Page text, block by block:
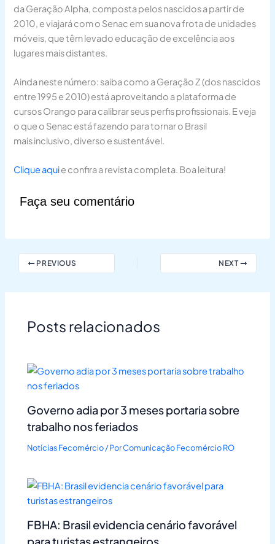
da Geração Alpha, composta pelos nascidos a partir de
2010, e viajará com o Senac em sua nova frota de unidades
móveis, que têm levado educação de excelência aos
lugares mais distantes.
Ainda neste número: saiba como a Geração Z (dos nascidos
entre 1995 e 2010) está aproveitando a plataforma de
cursos Orango para calibrar seus perfis profissionais. E veja
o que o Senac está fazendo para tornar o Brasil
mais inclusivo, diverso e sustentável.
Clique aquie confira a revista completa. Boa leitura!
Faça seu comentário
PREVIOUS NEXT
Posts relacionados
Governo adia por 3 meses portaria sobre
trabalho nos feriados
Notícias Fecomércio/ PorComunicação Fecomércio RO
FBHA: Brasil evidencia cenário favorável